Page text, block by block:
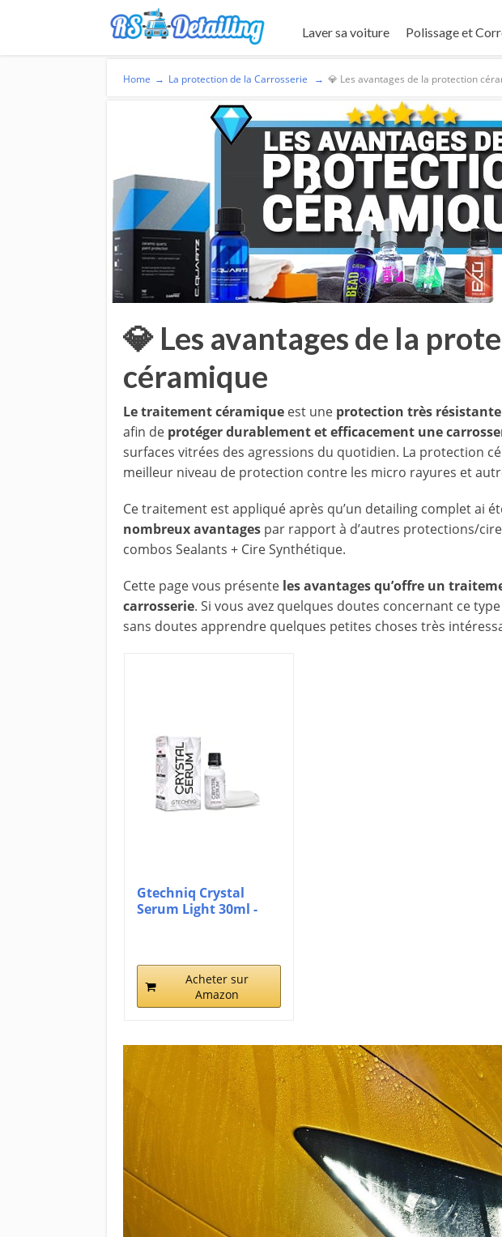
Laver sa voiture Polissage et
Home → La protection de la Carrosserie → 💎 Les avantages de la protection
💎 Les avantages de la
céramique
Le traitement céramique est une protection très résistante
afin de protéger durablement et efficacement une
surfaces vitrées des agressions du quotidien. La protection
meilleur niveau de protection contre les micro rayures et
Ce traitement est appliqué après qu’un detailing complet ai
nombreux avantages par rapport à d’autres protections/
combos Sealants + Cire Synthétique.
Cette page vous présente les avantages qu’offre un
carrosserie. Si vous avez quelques doutes concernant ce
sans doutes apprendre quelques petites choses très
Gtechniq Crystal
Serum Light 30ml -
Acheter sur
Amazon